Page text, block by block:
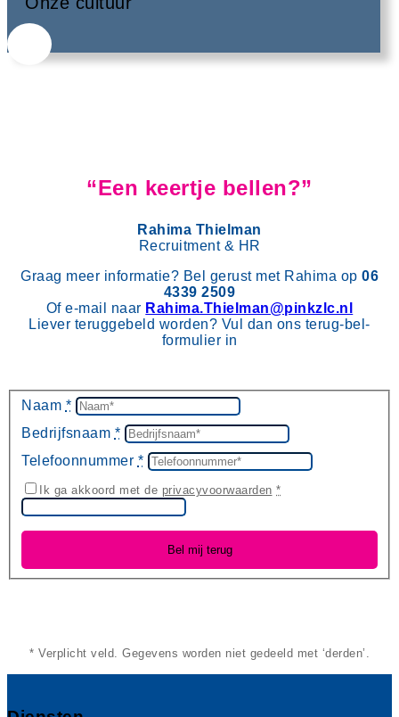
“Een keertje bellen?”
Rahima Thielman
Recruitment & HR
Graag meer informatie? Bel gerust met Rahima op 06
4339 2509
Of e-mail naar Rahima.Thielman@pinkzlc.nl
Liever teruggebeld worden? Vul dan ons terug-bel-
formulier in
Naam *
Bedrijfsnaam *
Telefoonnummer *
Ik ga akkoord met de privacyvoorwaarden *
* Verplicht veld. Gegevens worden niet gedeeld met ‘derden’.